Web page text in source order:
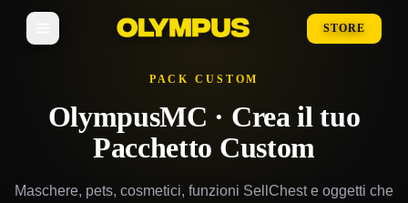
STORE
PACK CUSTOM
OlympusMC · Crea il tuo
Pacchetto Custom
Maschere, pets, cosmetici, funzioni SellChest e oggetti che